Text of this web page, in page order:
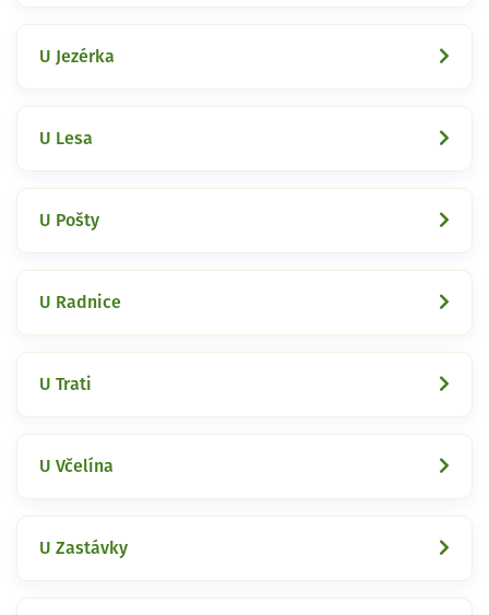
U Jezérka
U Lesa
U Pošty
U Radnice
U Trati
U Včelína
U Zastávky